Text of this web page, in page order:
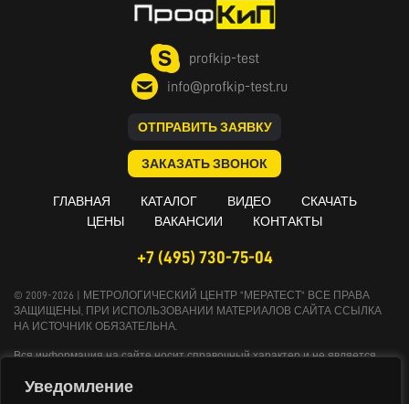
Уведомление
profkip-test
info@profkip-test.ru
ОТПРАВИТЬ ЗАЯВКУ
ЗАКАЗАТЬ ЗВОНОК
ГЛАВНАЯ КАТАЛОГ ВИДЕО
СКАЧАТЬ
ЦЕНЫ
ВАКАНСИИ КОНТАКТЫ
+7 (495) 730-75-04
© 2009-2026 | МЕТРОЛОГИЧЕСКИЙ ЦЕНТР "МЕРАТЕСТ" ВСЕ ПРАВА
ЗАЩИЩЕНЫ, ПРИ ИСПОЛЬЗОВАНИИ МАТЕРИАЛОВ САЙТА ССЫЛКА
НА ИСТОЧНИК ОБЯЗАТЕЛЬНА.
Вся информация на сайте носит справочный характер и не является
Гражданского кодекса Российской Федерации. Технические параметры и